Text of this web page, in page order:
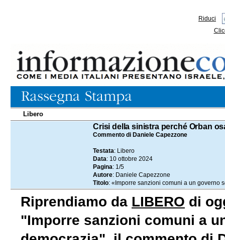
Riduci
Libero
Crisi della sinistra perché Orban
Commento di Daniele Capezzone
Testata: Libero
Data: 10 ottobre 2024
Pagina: 1/5
Autore: Daniele Capezzone
Titolo: «Imporre sanzioni comuni a un governo
Riprendiamo da LIBERO di
"Imporre sanzioni comuni a